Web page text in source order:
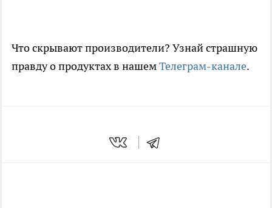
Что скрывают производители? Узнай страшную
правду о продуктах в нашемТелеграм-канале.